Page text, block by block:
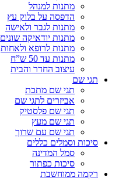
מתנות למנהל
הדפסה על בלוק עץ
מתנות לגבר ולאישה
מתנות יודאיקה שונים
מתנות לרופא ולאחות
מתנות עד 50 ש”ח
עיצוב החדר והבית
תגי שם
תגי שם מתכת
אביזרים לתגי שם
תגי שם פלסטיק
תגי שם מעץ
תגי שם עם שרוך
סיכות וסמלים כללים
סמל המדינה
סיכות כפתור
רקמה ממוחשבת